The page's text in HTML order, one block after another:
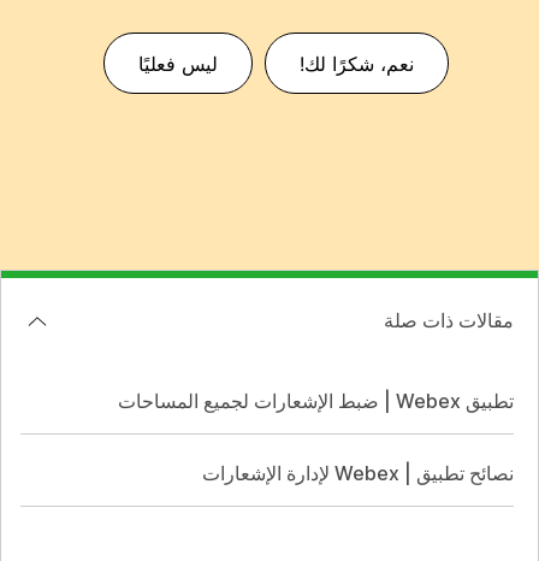
نعم، شكرًا لك! ليس فعليًا
مقالات ذات صلة
تطبيق Webex | ضبط الإشعارات لجميع المساحات
نصائح تطبيق | Webex لإدارة الإشعارات